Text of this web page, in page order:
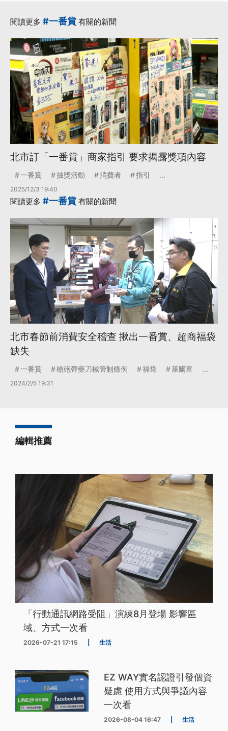
閱讀更多 #一番賞 有關的新聞
北市訂「一番賞」商家指引 要求揭露獎項內容
一番賞 抽獎活動 消費者 指引 ...
2025/12/3 19:40
閱讀更多 #一番賞 有關的新聞
北市春節前消費安全稽查 揪出一番賞、超商福袋
缺失
一番賞 槍砲彈藥刀械管制條例 福袋 萊爾富 ...
2024/2/5 19:31
編輯推薦
「行動通訊網路受阻」演練8月登場 影響區
域、方式一次看
2026-07-21 17:15 生活
EZ WAY實名認證引發個資
疑慮 使用方式與爭議內容
一次看
2026-08-04 16:47 生活